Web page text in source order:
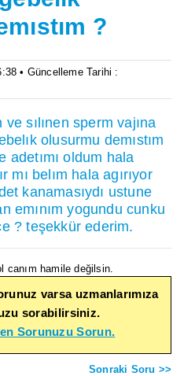
?
• Güncelleme Tarihi :
sılınen sperm vajına
olusurmu demıstım
adetımı oldum hala
mı belım hala agırıyor
kanamasıydı ustune
emınım yogundu cunku
? teşekkür ederim.
canım hamile değilsin.
varsa uzmanlarımıza
sorabilirsiniz.
Sorunuzu Sorun.
Sonraki Soru >>